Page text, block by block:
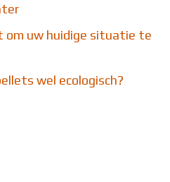
om uw huidige situatie te
wel ecologisch?